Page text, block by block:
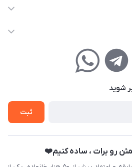
شوید
ثبت
رو برات ، ساده کنیم❤️